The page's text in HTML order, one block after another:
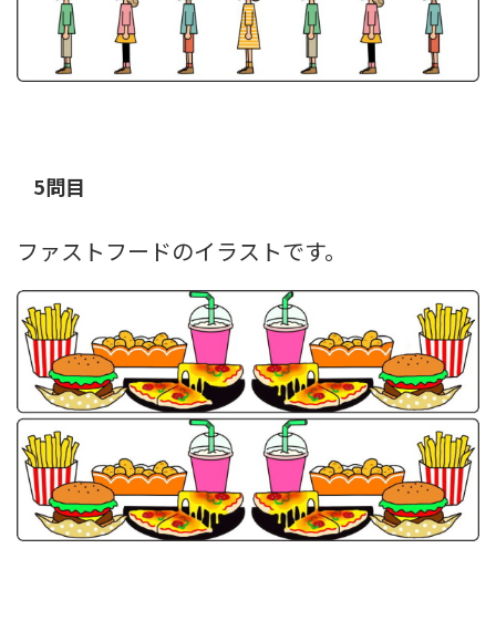
5問目
ファストフードのイラストです。